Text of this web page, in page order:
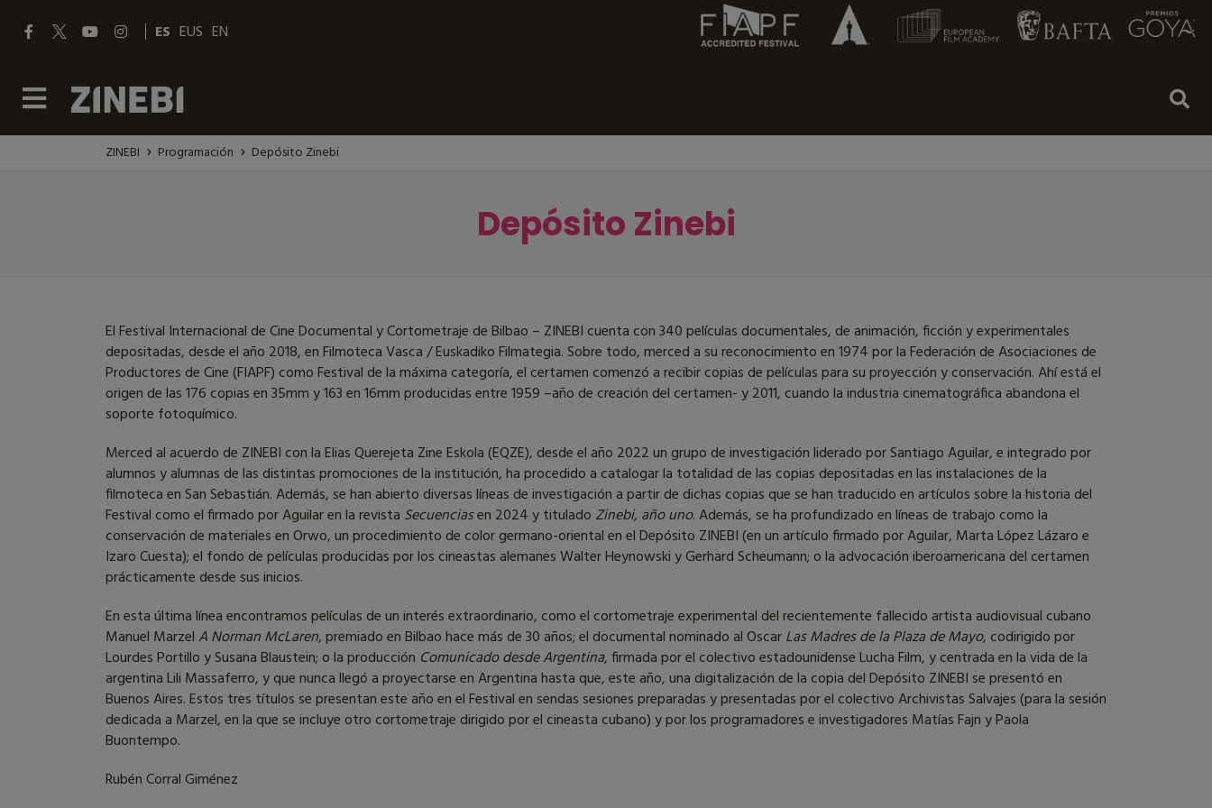
ES EUS EN
ZINEBI Programación Depósito Zinebi
Depósito Zinebi
El Festival Internacional de Cine Documental y Cortometraje de Bilbao – ZINEBI cuenta con 340 películas documentales, de animación, ficción y experimentales
depositadas, desde el año 2018, en Filmoteca Vasca / Euskadiko Filmategia. Sobre todo, merced a su reconocimiento en 1974 por la Federación de Asociaciones de
Productores de Cine (FIAPF) como Festival de la máxima categoría, el certamen comenzó a recibir copias de películas para su proyección y conservación. Ahí está el
origen de las 176 copias en 35mm y 163 en 16mm producidas entre 1959 –año de creación del certamen- y 2011, cuando la industria cinematográfica abandona el
soporte fotoquímico.
Merced al acuerdo de ZINEBI con la Elias Querejeta Zine Eskola (EQZE), desde el año 2022 un grupo de investigación liderado por Santiago Aguilar, e integrado por
alumnos y alumnas de las distintas promociones de la institución, ha procedido a catalogar la totalidad de las copias depositadas en las instalaciones de la
filmoteca en San Sebastián. Además, se han abierto diversas líneas de investigación a partir de dichas copias que se han traducido en artículos sobre la historia del
Festival como el firmado por Aguilar en la revista Secuenciasen 2024 y titulado Zinebi, año uno. Además, se ha profundizado en líneas de trabajo como la
conservación de materiales en Orwo, un procedimiento de color germano-oriental en el Depósito ZINEBI (en un artículo firmado por Aguilar, Marta López Lázaro e
Izaro Cuesta); el fondo de películas producidas por los cineastas alemanes Walter Heynowski y Gerhard Scheumann; o la advocación iberoamericana del certamen
prácticamente desde sus inicios.
En esta última línea encontramos películas de un interés extraordinario, como el cortometraje experimental del recientemente fallecido artista audiovisual cubano
Manuel Marzel A Norman McLaren, premiado en Bilbao hace más de 30 años; el documental nominado al OscarLas Madres de la Plaza de Mayo, codirigido por
Lourdes Portillo y Susana Blaustein; o la producción Comunicado desde Argentina, firmada por el colectivo estadounidense Lucha Film, y centrada en la vida de la
argentina Lili Massaferro, y que nunca llegó a proyectarse en Argentina hasta que, este año, una digitalización de la copia del Depósito ZINEBI se presentó en
Buenos Aires. Estos tres títulos se presentan este año en el Festival en sendas sesiones preparadas y presentadas por el colectivo Archivistas Salvajes (para la sesión
dedicada a Marzel, en la que se incluye otro cortometraje dirigido por el cineasta cubano) y por los programadores e investigadores Matías Fajn y Paola
Buontempo.
Rubén Corral Giménez